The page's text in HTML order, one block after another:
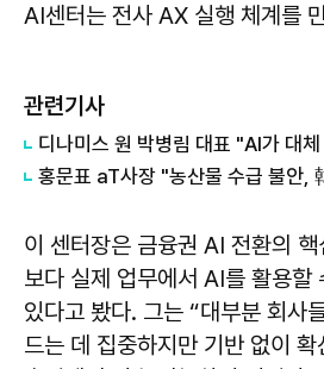
AI센터는 전사 AX 실행 체계를
관련기사
이 센터장은 금융권 AI 전환의
보다 실제 업무에서 AI를 활용할
있다고 봤다. 그는 “대부분 회사
드는 데 집중하지만 기반 없이